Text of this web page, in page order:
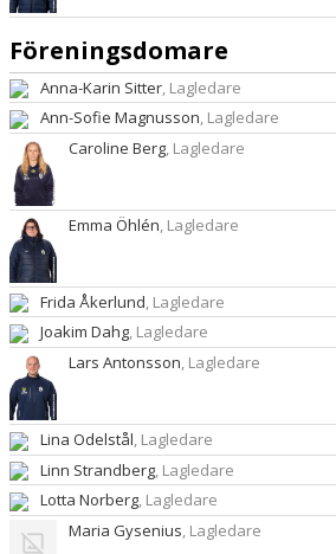
Föreningsdomare
Anna-Karin Sitter , Lagledare
Ann-Sofie Magnusson, Lagledare
Caroline Berg , Lagledare
Emma Öhlén, Lagledare
Frida Åkerlund, Lagledare
Joakim Dahg, Lagledare
Lars Antonsson, Lagledare
Lina Odelstål, Lagledare
Linn Strandberg, Lagledare
Lotta Norberg, Lagledare
Maria Gysenius, Lagledare